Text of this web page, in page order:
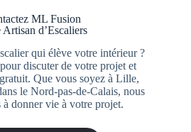
ML Fusion
Artisan d’Escaliers
qui élève votre intérieur ?
discuter de votre projet et
Que vous soyez à Lille,
le Nord-pas-de-Calais, nous
à donner vie à votre projet.